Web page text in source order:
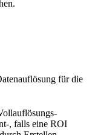
für die
, falls eine ROI